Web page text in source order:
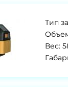
Тип
Вес: